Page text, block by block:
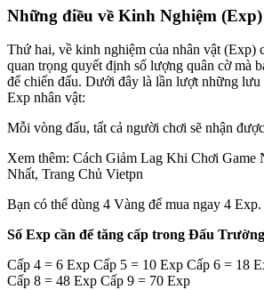
Những điều về Kinh Nghiệm
Thứ hai, về kinh nghiệm của nhân vật (Exp)
quan trọng quyết định số lượng quân cờ mà
để chiến đấu. Dưới đây là lần lượt những lưu
Exp nhân vật:
Mỗi vòng đấu, tất cả người chơi sẽ nhận
Xem thêm: Cách Giảm Lag Khi Chơi Game
Nhất, Trang Chủ Vietpn
Bạn có thể dùng 4 Vàng để mua ngay 4 Exp.
Số Exp cần để tăng cấp trong Đấu
Cấp 4 = 6 Exp Cấp 5 = 10 Exp Cấp 6 = 18
Cấp 8 = 48 Exp Cấp 9 = 70 Exp